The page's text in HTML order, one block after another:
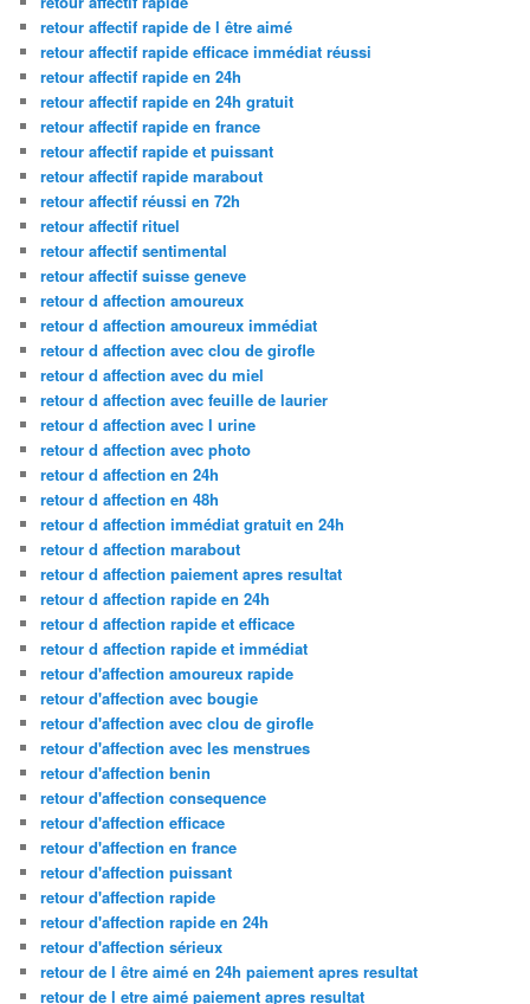
retour affectif rapide de l être aimé
retour affectif rapide efficace immédiat réussi
retour affectif rapide en 24h
retour affectif rapide en 24h gratuit
retour affectif rapide en france
retour affectif rapide et puissant
retour affectif rapide marabout
retour affectif réussi en 72h
retour affectif rituel
retour affectif sentimental
retour affectif suisse geneve
retour d affection amoureux
retour d affection amoureux immédiat
retour d affection avec clou de girofle
retour d affection avec du miel
retour d affection avec feuille de laurier
retour d affection avec l urine
retour d affection avec photo
retour d affection en 24h
retour d affection en 48h
retour d affection immédiat gratuit en 24h
retour d affection marabout
retour d affection paiement apres resultat
retour d affection rapide en 24h
retour d affection rapide et efficace
retour d affection rapide et immédiat
retour d'affection amoureux rapide
retour d'affection avec bougie
retour d'affection avec clou de girofle
retour d'affection avec les menstrues
retour d'affection benin
retour d'affection consequence
retour d'affection efficace
retour d'affection en france
retour d'affection puissant
retour d'affection rapide
retour d'affection rapide en 24h
retour d'affection sérieux
retour de l être aimé en 24h paiement apres resultat
retour de l etre aimé paiement apres resultat